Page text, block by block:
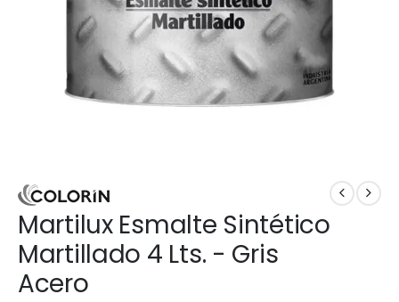
Martilux Esmalte Sintético
Martillado 4 Lts. - Gris
Acero